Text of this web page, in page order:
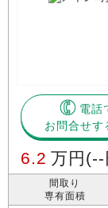
電話
お問合せす
6.2 万円 (--
間取り
専有面積